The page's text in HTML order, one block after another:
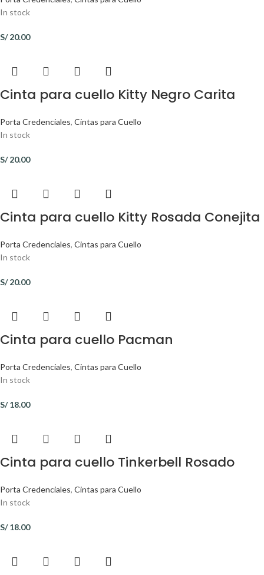
In stock
S/20.00
Cinta para cuello Kitty Negro Carita
Porta Credenciales, Cintas para Cuello
In stock
S/20.00
Cinta para cuello Kitty Rosada Conejita
Porta Credenciales, Cintas para Cuello
In stock
S/20.00
Cinta para cuello Pacman
Porta Credenciales, Cintas para Cuello
In stock
S/18.00
Cinta para cuello Tinkerbell Rosado
Porta Credenciales, Cintas para Cuello
In stock
S/18.00